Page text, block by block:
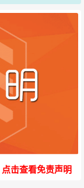
点击查看免责声明